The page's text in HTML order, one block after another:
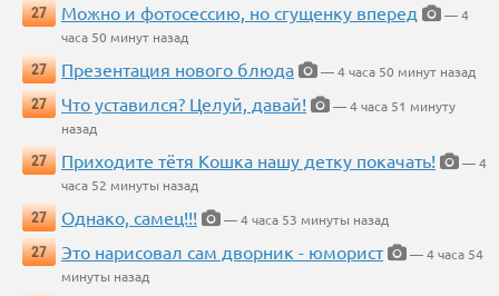
27 Можно и фотосессию, но сгущенку вперед
— 4
часа 50 минут назад
27
Презентация нового блюда
— 4 часа 50 минут назад
27
Что уставился? Целуй, давай!
— 4 часа 51 минуту
назад
27
Приходите тётя Кошка нашу детку покачать!
— 4
часа 52 минуты назад
27
Однако, самец!!!
— 4 часа 53 минуты назад
27
Это нарисовал сам дворник - юморист
— 4 часа 54
минуты назад